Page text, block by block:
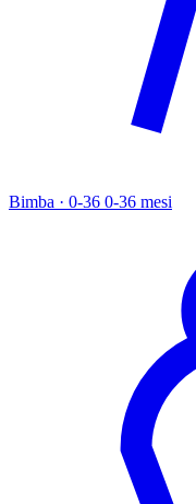
Bimba · 0-36 0-36 mesi